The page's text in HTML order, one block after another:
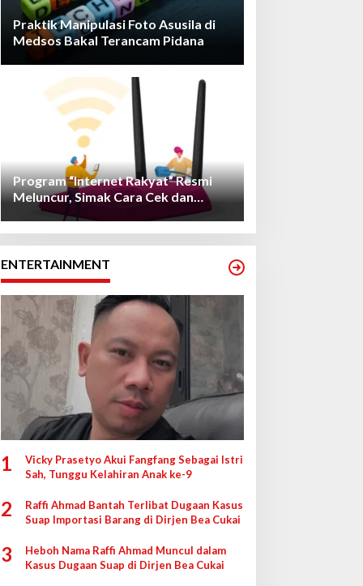
Praktik Manipulasi Foto Asusila di
Medsos Bakal Terancam Pidana
Program “Internet Rakyat” Resmi
Meluncur, Simak Cara Cek dan
Daftarnya!
ENTERTAINMENT
1
Vicky Prasetyo Akui Fangfang Sebagai Istri
Sah, Tunggu Kelahiran Anak ke-9
2
Raffi Ahmad Bantah Terlibat Dugaan Kasus
Suap Importasi Barang di Dirjen Bea Cukai
3
Heboh Nama Raffi Ahmad Muncul dalam
Kasus Dugaan Suap di Dirjen Bea Cukai